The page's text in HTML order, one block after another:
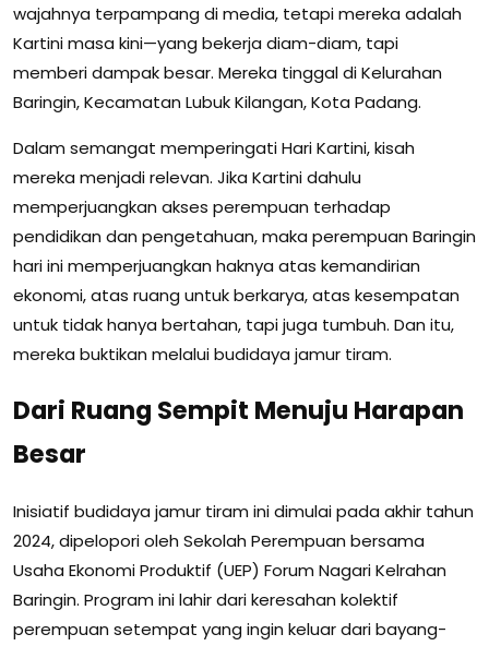
wajahnya terpampang di media, tetapi mereka adalah
Kartini masa kini—yang bekerja diam-diam, tapi
memberi dampak besar. Mereka tinggal di Kelurahan
Baringin, Kecamatan Lubuk Kilangan, Kota Padang.
Dalam semangat memperingati Hari Kartini, kisah
mereka menjadi relevan. Jika Kartini dahulu
memperjuangkan akses perempuan terhadap
pendidikan dan pengetahuan, maka perempuan Baringin
hari ini memperjuangkan haknya atas kemandirian
ekonomi, atas ruang untuk berkarya, atas kesempatan
untuk tidak hanya bertahan, tapi juga tumbuh. Dan itu,
mereka buktikan melalui budidaya jamur tiram.
Dari Ruang Sempit Menuju Harapan
Besar
Inisiatif budidaya jamur tiram ini dimulai pada akhir tahun
2024, dipelopori oleh Sekolah Perempuan bersama
Usaha Ekonomi Produktif (UEP) Forum Nagari Kelrahan
Baringin. Program ini lahir dari keresahan kolektif
perempuan setempat yang ingin keluar dari bayang-